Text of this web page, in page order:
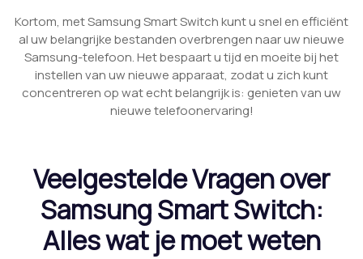
Kortom, met Samsung Smart Switch kunt u snel en efficiënt
al uw belangrijke bestanden overbrengen naar uw nieuwe
Samsung-telefoon. Het bespaart u tijd en moeite bij het
instellen van uw nieuwe apparaat, zodat u zich kunt
concentreren op wat echt belangrijk is: genieten van uw
nieuwe telefoonervaring!
Veelgestelde Vragen over
Samsung Smart Switch:
Alles wat je moet weten